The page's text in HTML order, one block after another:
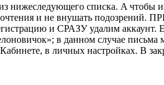
нижеследующего списка. A чтобы
и не внушать
и СРАЗУ удалим аккаунт.
в данном случае
в личных настройках. В